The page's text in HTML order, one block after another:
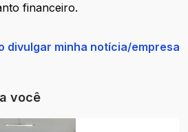
financeiro.
divulgar minha notícia/empresa
você